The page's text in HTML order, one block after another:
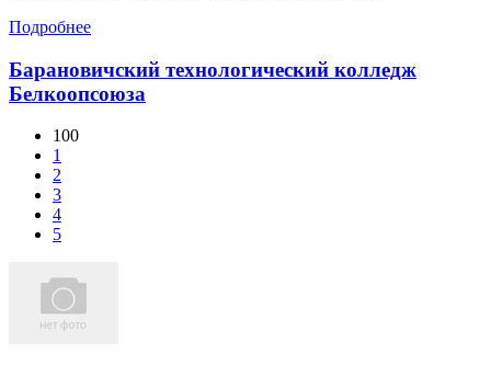
Подробнее
Барановичский технологический колледж
Белкоопсоюза
100
1
2
3
4
5